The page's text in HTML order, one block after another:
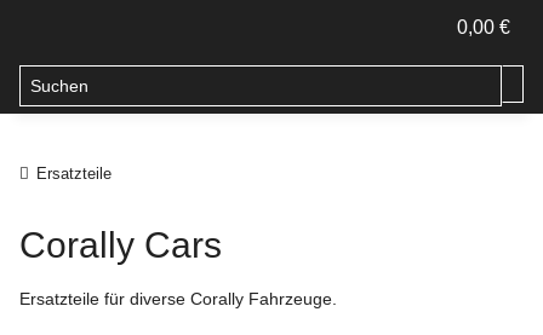
0,00 €
Ersatzteile
Corally Cars
Ersatzteile für diverse Corally Fahrzeuge.